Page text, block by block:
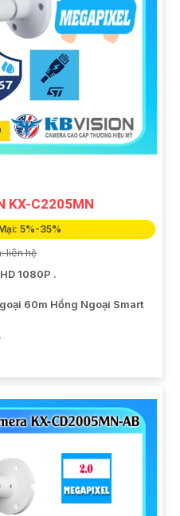
KX-C2205MN
5%-35%
liên hệ
1080P .
60m Hồng Ngoại Smart